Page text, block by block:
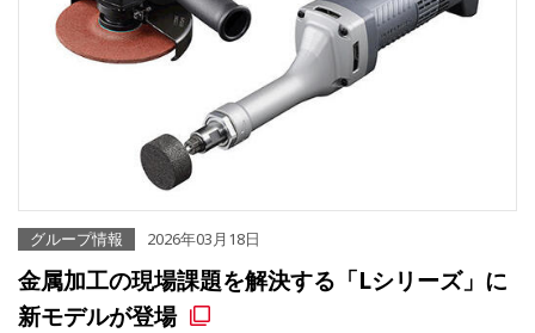
グループ情報 2026年03月18日
金属加工の現場課題を解決する「Lシリーズ」に
新モデルが登場